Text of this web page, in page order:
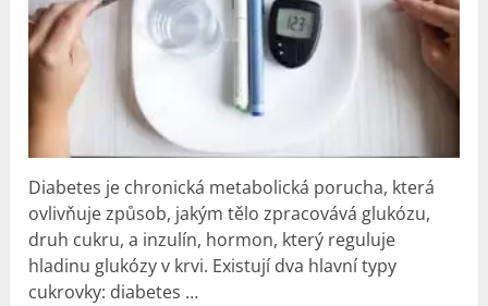
Diabetes je chronická metabolická porucha, která
ovlivňuje způsob, jakým tělo zpracovává glukózu,
druh cukru, a inzulín, hormon, který reguluje
hladinu glukózy v krvi. Existují dva hlavní typy
cukrovky: diabetes …